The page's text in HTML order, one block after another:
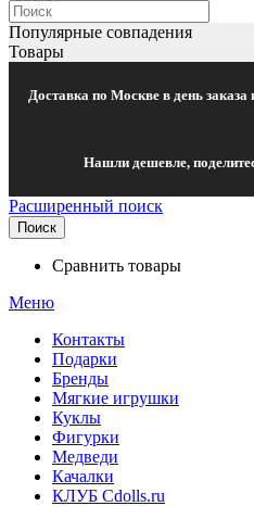
Популярные совпадения
Товары
Доставка по Москве в день
Нашли дешевле,
Расширенный поиск
Поиск
Сравнить товары
Меню
Контакты
Подарки
Бренды
Мягкие игрушки
Куклы
Фигурки
Медведи
Качалки
КЛУБ Cdolls.ru